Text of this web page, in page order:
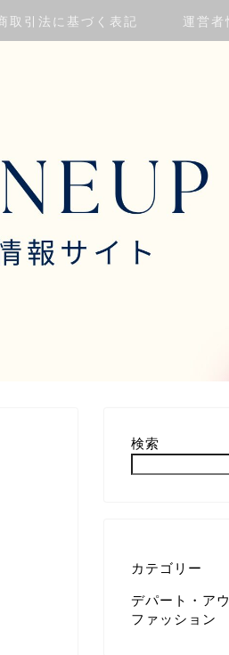
取引法に基づく表記 運営者
検索
カテゴリー
デパート・ア
ファッション